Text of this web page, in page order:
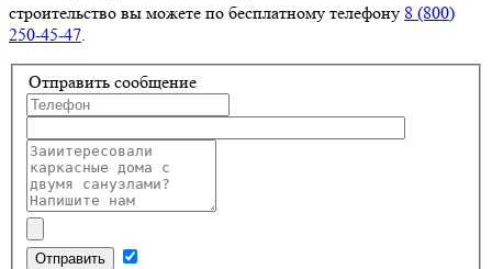
строительство вы можете по бесплатному телефону 8 (800)
250-45-47
Отправить сообщение
Отправить